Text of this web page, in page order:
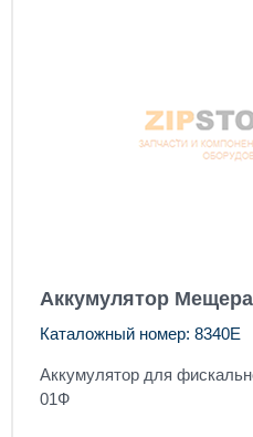
Аккумулятор
Каталожный номер: 8340E
Аккумулятор для
01Ф